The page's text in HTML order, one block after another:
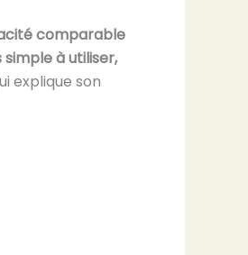
comparable
simple à utiliser,
explique son